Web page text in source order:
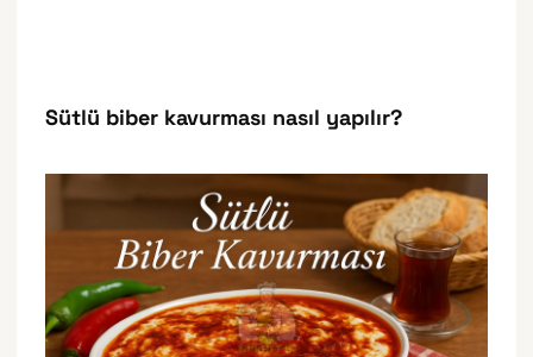
Sütlü biber kavurması nasıl yapılır?